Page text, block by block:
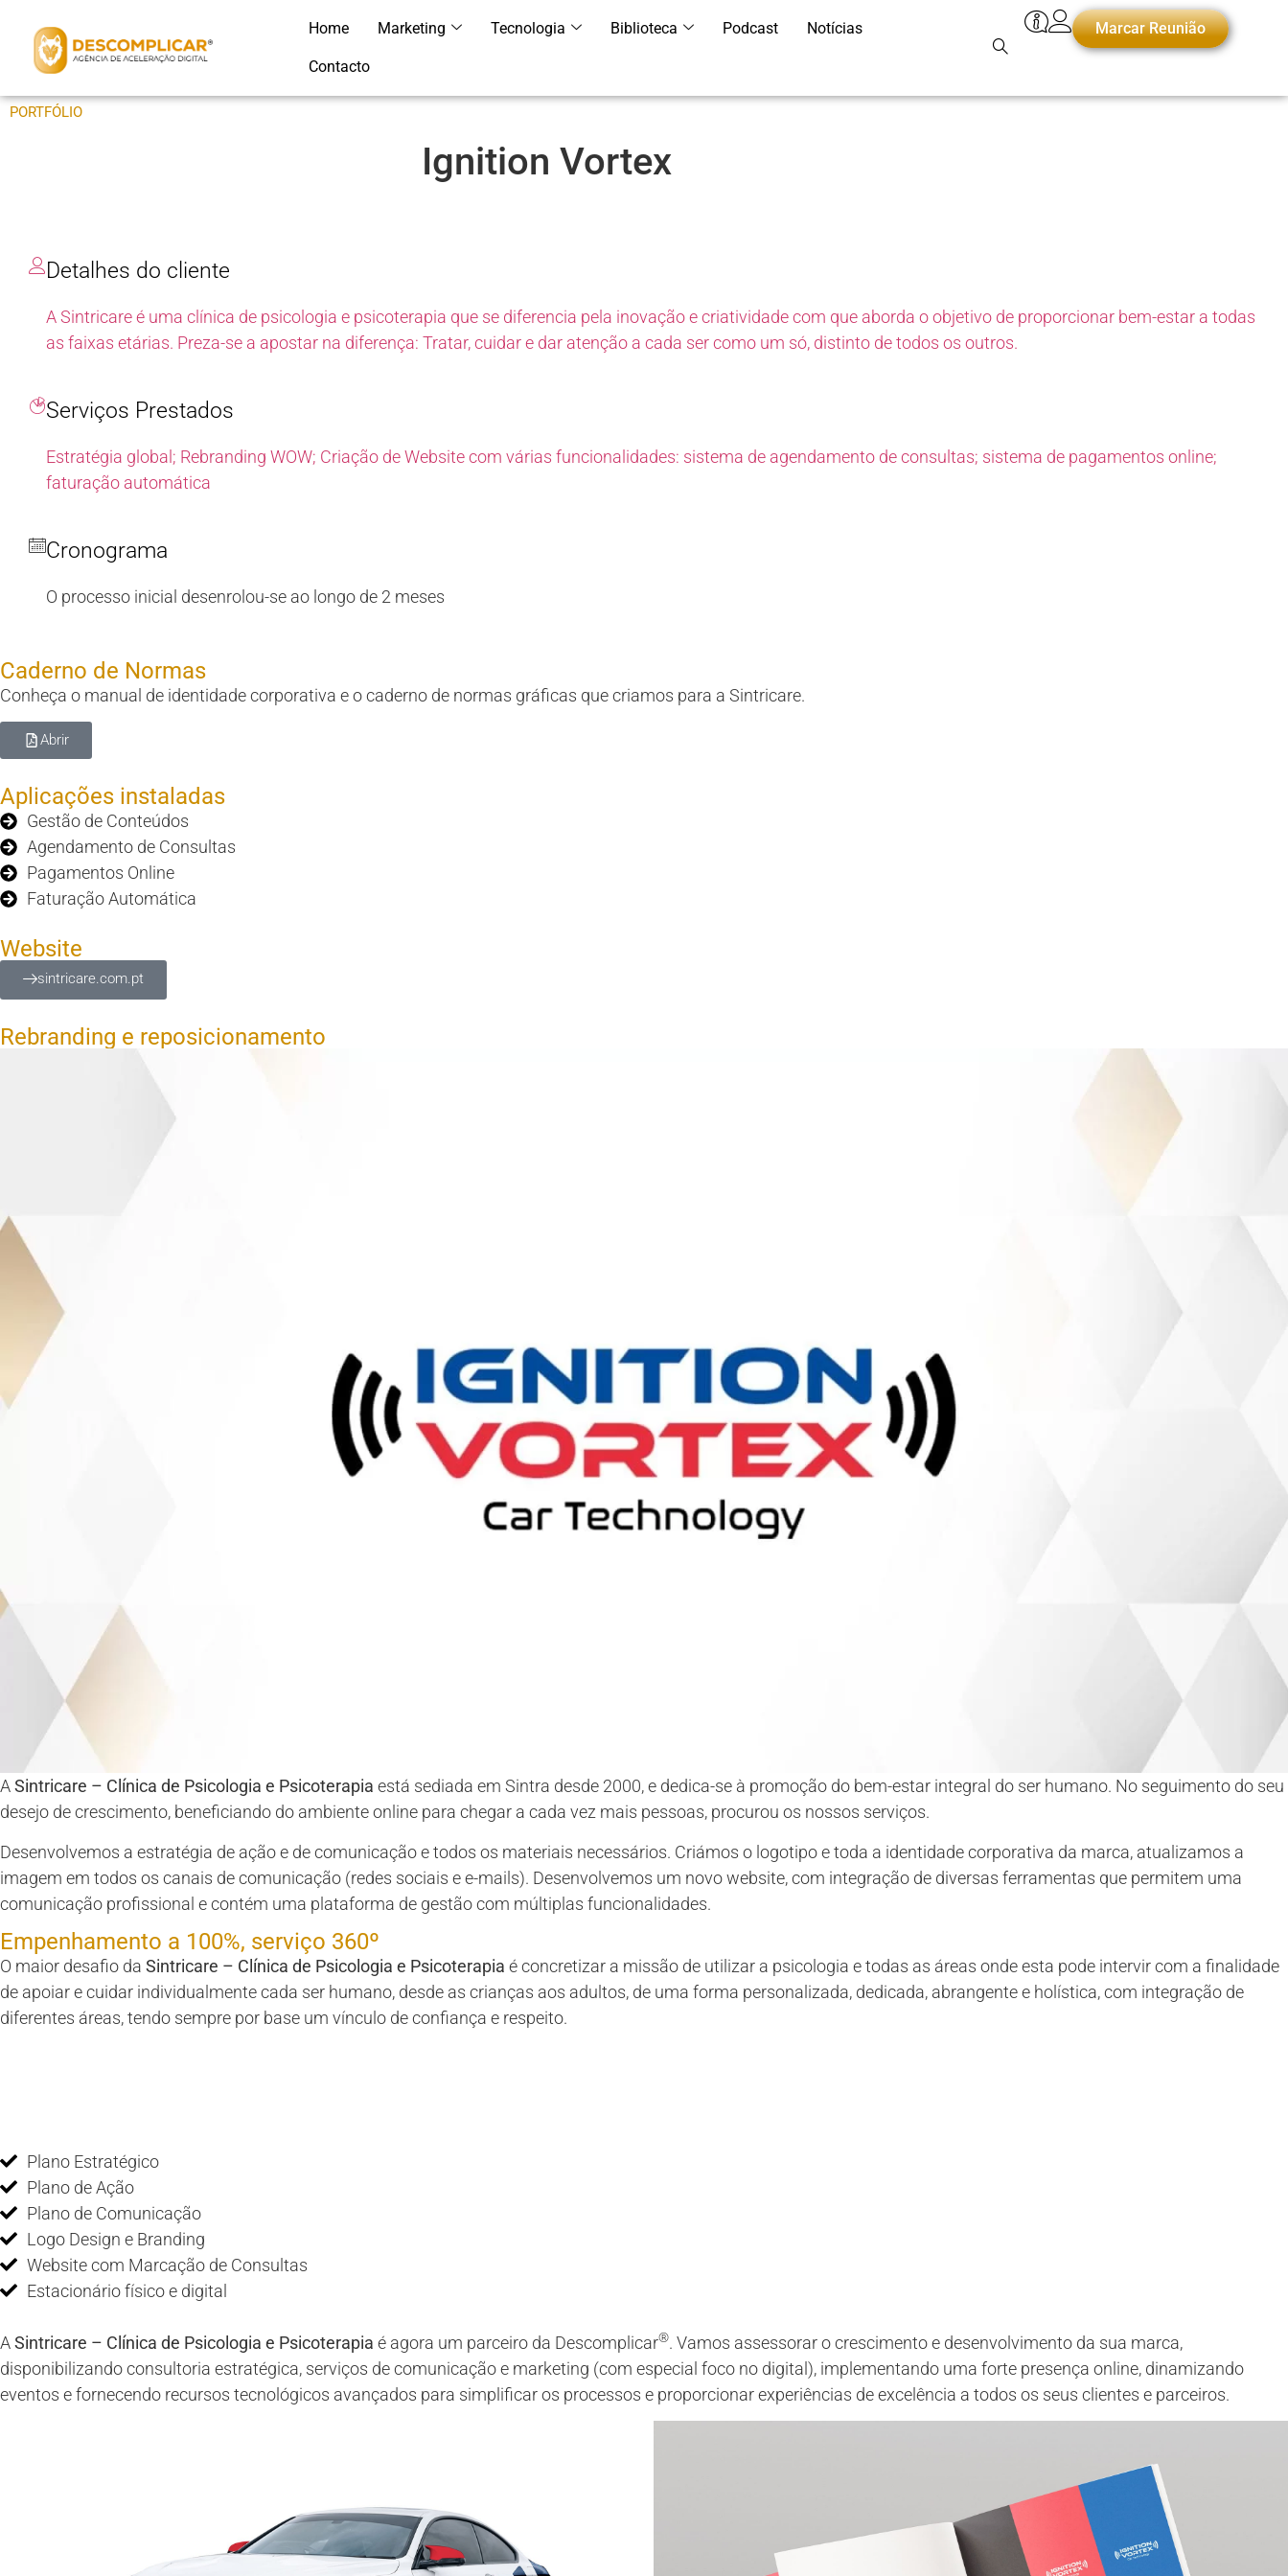
Home Marketing Tecnologia Biblioteca Podcast Notícias
Contacto
Marcar Reunião
PORTFÓLIO
Ignition Vortex
Detalhes do cliente
A Sintricare é uma clínica de psicologia e psicoterapia que se diferencia pela inovação e criatividade com que aborda o objetivo de proporcionar bem-estar a todas
as faixas etárias. Preza-se a apostar na diferença: Tratar, cuidar e dar atenção a cada ser como um só, distinto de todos os outros.
Serviços Prestados
Estratégia global; Rebranding WOW; Criação de Website com várias funcionalidades: sistema de agendamento de consultas; sistema de pagamentos online;
faturação automática
Cronograma
O processo inicial desenrolou-se ao longo de 2 meses
Caderno de Normas
Conheça o manual de identidade corporativa e o caderno de normas gráficas que criamos para a Sintricare.
Abrir
Aplicações instaladas
Gestão de Conteúdos
Agendamento de Consultas
Pagamentos Online
Faturação Automática
Website
sintricare.com.pt
Rebranding e reposicionamento
ASintricare – Clínica de Psicologia e Psicoterapia está sediada em Sintra desde 2000, e dedica-se à promoção do bem-estar integral do ser humano. No seguimento do seu
desejo de crescimento, beneficiando do ambiente online para chegar a cada vez mais pessoas, procurou os nossos serviços.
Desenvolvemos a estratégia de ação e de comunicação e todos os materiais necessários. Criámos o logotipo e toda a identidade corporativa da marca, atualizamos a
imagem em todos os canais de comunicação (redes sociais e e-mails). Desenvolvemos um novo website, com integração de diversas ferramentas que permitem uma
comunicação profissional e contém uma plataforma de gestão com múltiplas funcionalidades.
Empenhamento a 100%, serviço 360º
O maior desafio da Sintricare – Clínica de Psicologia e Psicoterapia é concretizar a missão de utilizar a psicologia e todas as áreas onde esta pode intervir com a finalidade
de apoiar e cuidar individualmente cada ser humano, desde as crianças aos adultos, de uma forma personalizada, dedicada, abrangente e holística, com integração de
diferentes áreas, tendo sempre por base um vínculo de confiança e respeito.
Plano Estratégico
Plano de Ação
Plano de Comunicação
Logo Design e Branding
Website com Marcação de Consultas
Estacionário físico e digital
ASintricare – Clínica de Psicologia e Psicoterapia é agora um parceiro da Descomplicar®. Vamos assessorar o crescimento e desenvolvimento da sua marca,
disponibilizando consultoria estratégica, serviços de comunicação e marketing (com especial foco no digital), implementando uma forte presença online, dinamizando
eventos e fornecendo recursos tecnológicos avançados para simplificar os processos e proporcionar experiências de excelência a todos os seus clientes e parceiros.